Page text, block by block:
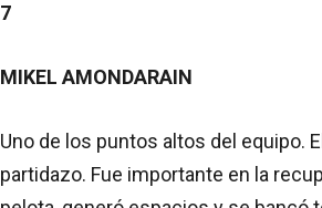
7
MIKEL AMONDARAIN
Uno de los puntos altos del equipo.
partidazo. Fue importante en la